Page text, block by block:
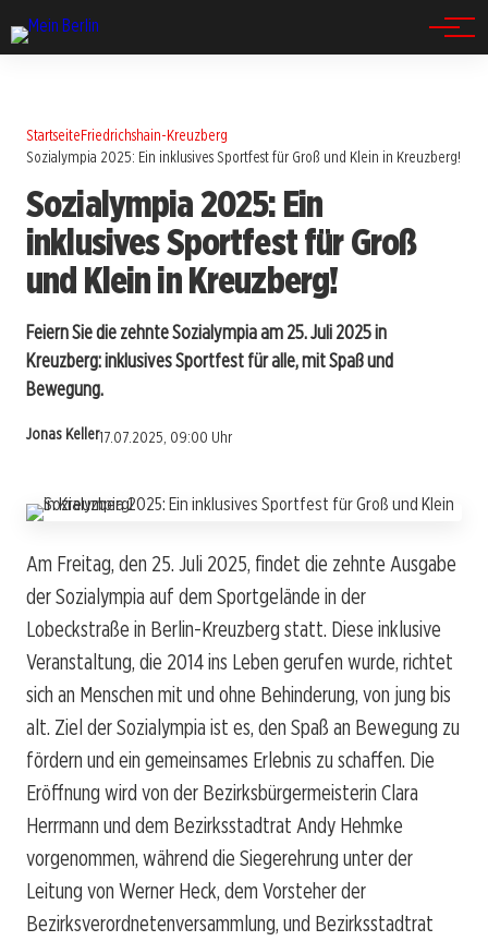
StartseiteFriedrichshain-Kreuzberg
Sozialympia 2025: Ein inklusives Sportfest für Groß und Klein in Kreuzberg!
Sozialympia 2025: Ein
inklusives Sportfest für Groß
und Klein in Kreuzberg!
Feiern Sie die zehnte Sozialympia am 25. Juli 2025 in
Kreuzberg: inklusives Sportfest für alle, mit Spaß und
Bewegung.
Jonas Keller17.07.2025, 09:00 Uhr
Am Freitag, den 25. Juli 2025, findet die zehnte Ausgabe
der Sozialympia auf dem Sportgelände in der
Lobeckstraße in Berlin-Kreuzberg statt. Diese inklusive
Veranstaltung, die 2014 ins Leben gerufen wurde, richtet
sich an Menschen mit und ohne Behinderung, von jung bis
alt. Ziel der Sozialympia ist es, den Spaß an Bewegung zu
fördern und ein gemeinsames Erlebnis zu schaffen. Die
Eröffnung wird von der Bezirksbürgermeisterin Clara
Herrmann und dem Bezirksstadtrat Andy Hehmke
vorgenommen, während die Siegerehrung unter der
Leitung von Werner Heck, dem Vorsteher der
Bezirksverordnetenversammlung, und Bezirksstadtrat